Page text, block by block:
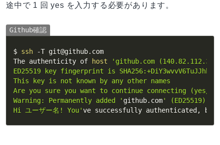
途中で 1 回 yes を入力する必要があります。
Github確認
$ ssh -T git@github.com
The authenticity of
host 'github.com (140.82.112.3)'
ED25519 key fingerprint is
This key is not known by any other names
Are you sure you want to continue connecting (yes/
Warning: Permanently added ' github.com' (ED25519)
Hi ユーザー名! You've successfully authenticated, but